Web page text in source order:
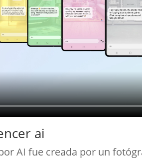
ai
AI fue creada por un